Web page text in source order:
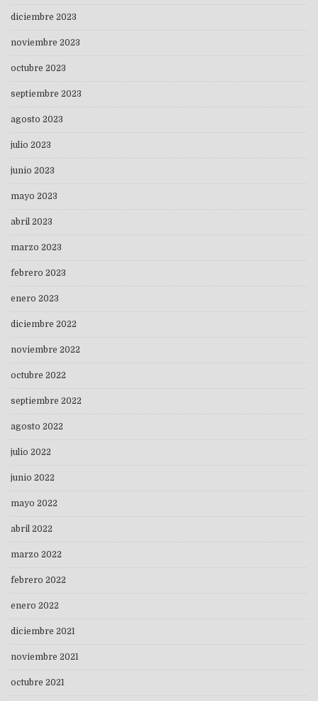
diciembre 2023
noviembre 2023
octubre 2023
septiembre 2023
agosto 2023
julio 2023
junio 2023
mayo 2023
abril 2023
marzo 2023
febrero 2023
enero 2023
diciembre 2022
noviembre 2022
octubre 2022
septiembre 2022
agosto 2022
julio 2022
junio 2022
mayo 2022
abril 2022
marzo 2022
febrero 2022
enero 2022
diciembre 2021
noviembre 2021
octubre 2021